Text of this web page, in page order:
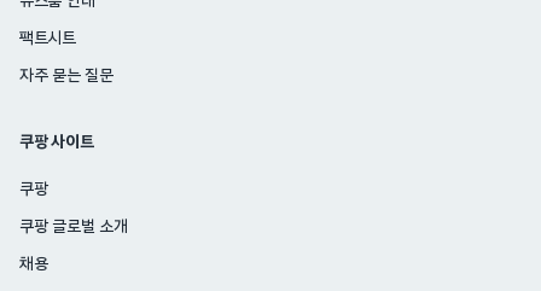
팩트시트
자주 묻는 질문
쿠팡 사이트
쿠팡
쿠팡 글로벌 소개
채용